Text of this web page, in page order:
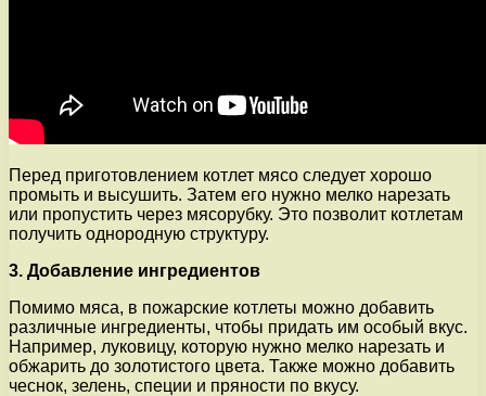
Перед приготовлением котлет мясо следует хорошо
промыть и высушить. Затем его нужно мелко нарезать
или пропустить через мясорубку. Это позволит котлетам
получить однородную структуру.
3. Добавление ингредиентов
Помимо мяса, в пожарские котлеты можно добавить
различные ингредиенты, чтобы придать им особый вкус.
Например, луковицу, которую нужно мелко нарезать и
обжарить до золотистого цвета. Также можно добавить
чеснок, зелень, специи и пряности по вкусу.